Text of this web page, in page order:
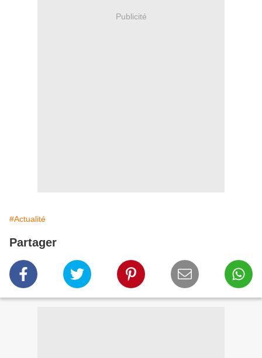
Publicité
#Actualité
Partager